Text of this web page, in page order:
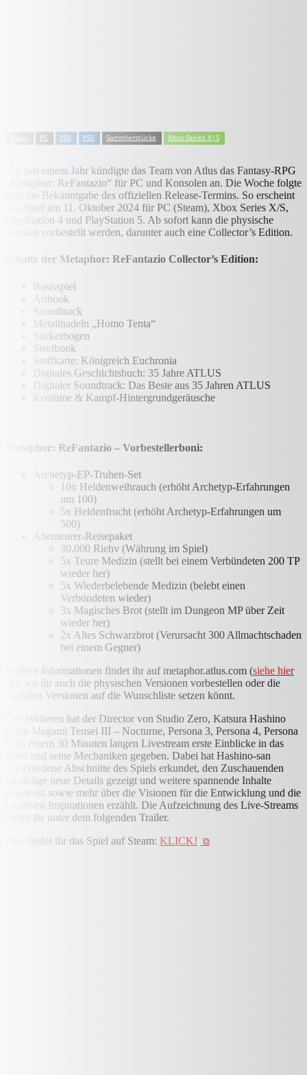
PC PS4 PS5 Sammlerstücke Xbox Series X|S
Vor fast einem Jahr kündigte das Team von Atlus das Fantasy-RPG
„Metaphor: ReFantazio“ für PC und Konsolen an. Die Woche folgte
jetzt die Bekanntgabe des offiziellen Release-Termins. So erscheint
das Spiel am 11. Oktober 2024 für PC (Steam), Xbox Series X/S,
PlayStation 4 und PlayStation 5. Ab sofort kann die physische
Version vorbestellt werden, darunter auch eine Collector’s Edition.
Inhalte der Metaphor: ReFantazio Collector’s Edition:
Basisspiel
Artbook
Soundtrack
Metallnadeln „Homo Tenta“
Stickerbogen
Steelbook
Stoffkarte: Königreich Euchronia
Digitales Geschichtsbuch: 35 Jahre ATLUS
Digitaler Soundtrack: Das Beste aus 35 Jahren ATLUS
Kostüme & Kampf-Hintergrundgeräusche
Metaphor: ReFantazio – Vorbestellerboni:
Archetyp-EP-Truhen-Set
10x Heldenweihrauch (erhöht Archetyp-Erfahrungen
um 100)
5x Heldenfrucht (erhöht Archetyp-Erfahrungen um
500)
Abenteurer-Reisepaket
30.000 Riehv (Währung im Spiel)
5x Teure Medizin (stellt bei einem Verbündeten 200 TP
wieder her)
5x Wiederbelebende Medizin (belebt einen
Verbündeten wieder)
3x Magisches Brot (stellt im Dungeon MP über Zeit
wieder her)
2x Altes Schwarzbrot (Verursacht 300 Allmachtschaden
bei einem Gegner)
Weitere Informationen findet ihr auf metaphor.atlus.com (siehe hier
), wo ihr auch die physischen Versionen vorbestellen oder die
digitalen Versionen auf die Wunschliste setzen könnt.
Des Weiteren hat der Director von Studio Zero, Katsura Hashino
(Shin Megami Tensei III – Nocturne, Persona 3, Persona 4, Persona
5) in einem 30 Minuten langen Livestream erste Einblicke in das
Spiel und seine Mechaniken gegeben. Dabei hat Hashino-san
verschiedene Abschnitte des Spiels erkundet, den Zuschauenden
unzählige neue Details gezeigt und weitere spannende Inhalte
angeteast sowie mehr über die Visionen für die Entwicklung und die
kreativen Inspirationen erzählt. Die Aufzeichnung des Live-Streams
findet ihr unter dem folgenden Trailer.
Hier findet ihr das Spiel auf Steam: KLICK!